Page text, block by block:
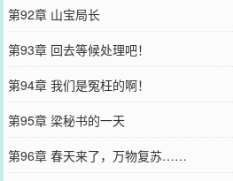
第92章 山宝局长
第93章 回去等候处理吧！
第94章 我们是冤枉的啊！
第95章 梁秘书的一天
第96章 春天来了，万物复苏……